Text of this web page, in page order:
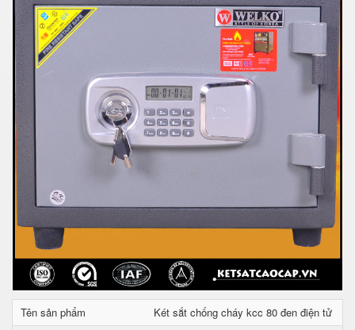
Tên sản phẩm
Két sắt chống cháy kcc 80 đen điện tử